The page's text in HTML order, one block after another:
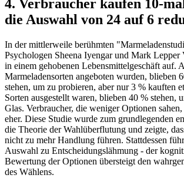
4. Verbraucher kaufen 10-
die Auswahl von 24 auf 6
In der mittlerweile berühmten
Psychologen Sheena Iyengar und Mark Lepper
in einem gehobenen Lebensmittelgeschäft auf.
Marmeladensorten angeboten wurden, blieben
stehen, um zu probieren, aber nur 3 % kauften
Sorten ausgestellt waren, blieben 40 % stehen,
Glas. Verbraucher, die weniger Optionen
eher. Diese Studie wurde zum grundlegenden
die Theorie der Wahlüberflutung und zeigte,
nicht zu mehr Handlung führen. Stattdessen
Auswahl zu Entscheidungslähmung - der
Bewertung der Optionen übersteigt den
des Wählens.